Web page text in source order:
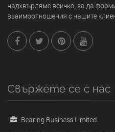
надхвърляме всичко, за да
взаимоотношения с нашите
Свържете се с нас
Bearing Business Limited